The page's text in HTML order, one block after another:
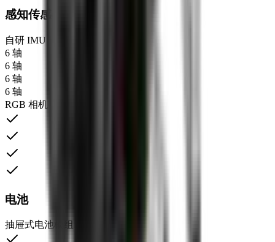
感知传感器
自研 IMU
6 轴
6 轴
6 轴
6 轴
RGB 相机
电池
抽屉式电池模组